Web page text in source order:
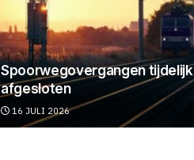
Spoorwegovergangen tijdelijk
afgesloten
16 JULI 2026